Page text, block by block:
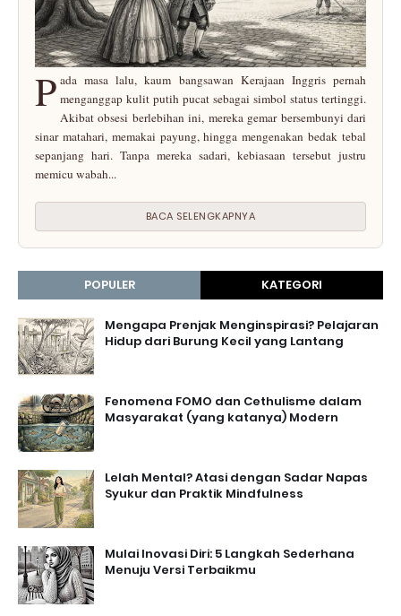
P ada masa lalu, kaum bangsawan Kerajaan Inggris pernah
menganggap kulit putih pucat sebagai simbol status tertinggi.
Akibat obsesi berlebihan ini, mereka gemar bersembunyi dari
sinar matahari, memakai payung, hingga mengenakan bedak tebal
sepanjang hari. Tanpa mereka sadari, kebiasaan tersebut justru
memicu wabah...
BACA SELENGKAPNYA
POPULER KATEGORI
Mengapa Prenjak Menginspirasi? Pelajaran
Hidup dari Burung Kecil yang Lantang
Fenomena FOMO dan Cethulisme dalam
Masyarakat (yang katanya) Modern
Lelah Mental? Atasi dengan Sadar Napas
Syukur dan Praktik Mindfulness
Mulai Inovasi Diri: 5 Langkah Sederhana
Menuju Versi Terbaikmu